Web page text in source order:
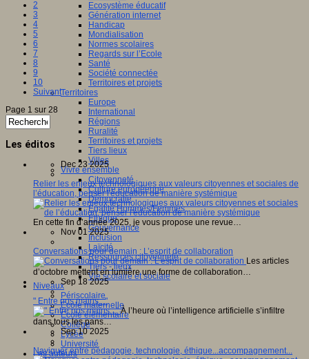
Ecosystème éducatif
Génération internet
Handicap
Mondialisation
Normes scolaires
Regards sur l’Ecole
Santé
Société connectée
Territoires et projets
Territoires
Europe
International
Régions
Ruralité
Territoires et projets
Tiers lieux
Villes
Vivre ensemble
Citoyenneté
Culture européenne
Démocratie
Egalité Hommes/Femmes
Ethique
Gouvernance
Inclusion
Laïcité
Ressources citoyenneté
Tiers - lieux
Vie scolaire et sociale
Niveaux
Périscolaire
Ecole maternelle
Ecole élémentaire
Collège
Lycée
Université
Les auteurs
2
3
4
5
6
7
8
9
10
Suivant
Page 1 sur 28
Les éditos
Dec 23 2025
Relier les enjeux technologiques aux valeurs citoyennes et sociales de
l’éducation, penser l'éducation de manière systémique
En cette fin d’année 2025, je vous propose une revue…
Nov 01 2025
Conversations pour demain : L’esprit de collaboration
Les articles
d’octobre mettent en lumière une forme de collaboration…
Sep 18 2025
" Entre nos mains..."
À l’heure où l’intelligence artificielle s’infiltre
dans tous les pans…
Sep 10 2025
Naviguer entre pédagogie, technologie, éthique...accompagnement...